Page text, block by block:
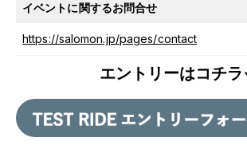
イベントに関するお問合せ
https://salomon.jp/pages/contact
エントリーはコチ